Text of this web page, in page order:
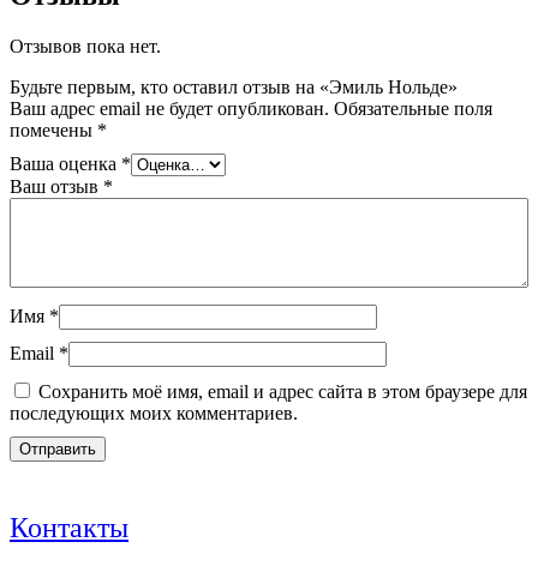
Отзывов пока нет.
Будьте первым, кто оставил отзыв на «Эмиль Нольде»
Ваш адрес email не будет опубликован. Обязательные поля
помечены *
Ваша оценка *
Ваш отзыв *
Имя *
Email *
Сохранить моё имя, email и адрес сайта в этом браузере для
последующих моих комментариев.
Контакты